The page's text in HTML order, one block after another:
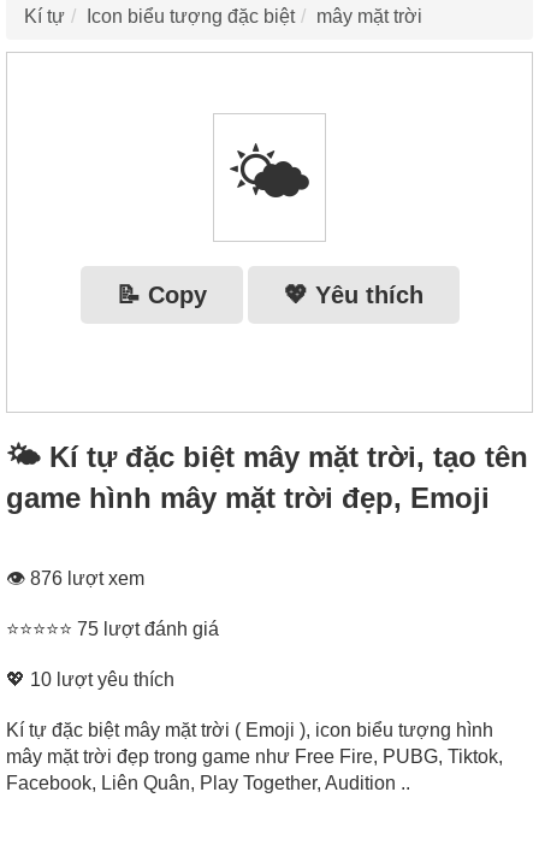
Kí tự Icon biểu tượng đặc biệt mây mặt trời
🌤️
📝 Copy 💖 Yêu thích
🌤️ Kí tự đặc biệt mây mặt trời, tạo tên
game hình mây mặt trời đẹp, Emoji
👁 876 lượt xem
⭐⭐⭐⭐⭐ 75 lượt đánh giá
💖 10 lượt yêu thích
Kí tự đặc biệt mây mặt trời ( Emoji ), icon biểu tượng hình
mây mặt trời đẹp trong game như Free Fire, PUBG, Tiktok,
Facebook, Liên Quân, Play Together, Audition ..